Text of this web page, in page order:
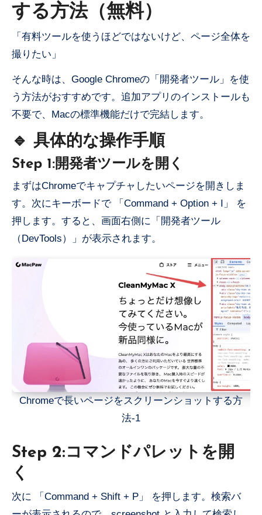
する方法（無料）
「有料ツールを使うほどではないけど、ページ全体を
撮りたい」
そんな時は、Google Chromeの「開発者ツール」を使
う方法がおすすめです。追加アプリのインストールも
不要で、Macの標準機能だけで完結します。
🔹 具体的な操作手順
Step 1:開発者ツールを開く
まずはChromeでキャプチャしたいページを開きしま
す。次にキーボードで 「Command + Option + I」 を
押します。すると、画面右側に「開発者ツール
（DevTools）」が表示されます。
Chromeで長いページをスクリーンショットする方
法-1
Step 2:コマンドパレットを開
く
次に 「Command + Shift + P」 を押します。検索バ